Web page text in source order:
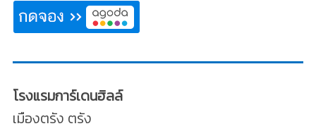
โรงแรมการ์เดนฮิลล์
เมืองตรัง ตรัง